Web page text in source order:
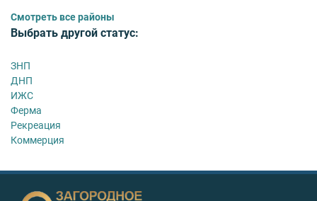
Смотреть все районы
Выбрать другой статус:
ЗНП
ДНП
ИЖС
Ферма
Рекреация
Коммерция